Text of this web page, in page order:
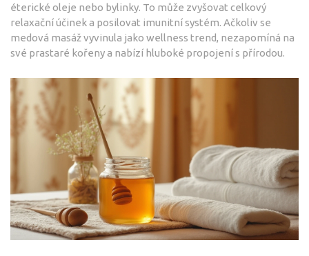
éterické oleje nebo bylinky. To může zvyšovat celkový
relaxační účinek a posilovat imunitní systém. Ačkoliv se
medová masáž vyvinula jako wellness trend, nezapomíná na
své prastaré kořeny a nabízí hluboké propojení s přírodou.